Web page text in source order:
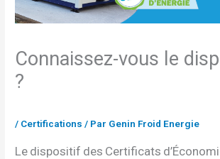
Connaissez-vous le
?
/ Certifications / Par Genin Froid Energie
Le dispositif des Certificats